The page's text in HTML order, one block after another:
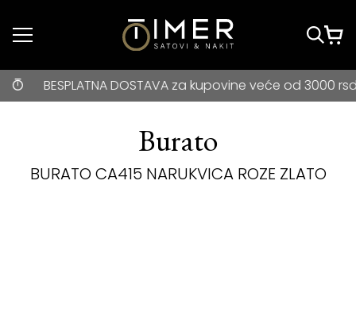
Idi do glavnog
BESPLATNA DOSTAVA za kupovine veće od 3000 rsd •
BESPLATNA DOSTAVA za kupovine veće od 3000 rsd •
Burato
BURATO CA415 NARUKVICA ROZE ZLATO